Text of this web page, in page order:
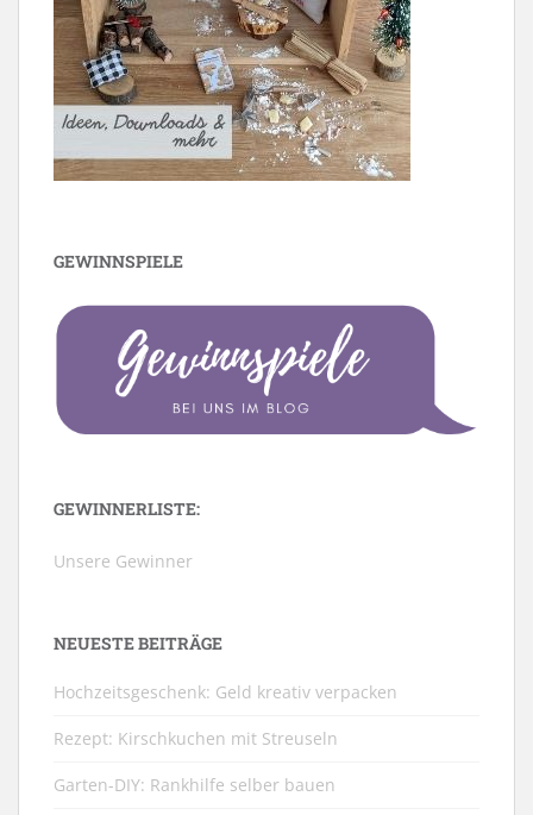
GEWINNSPIELE
GEWINNERLISTE:
Unsere Gewinner
NEUESTE BEITRÄGE
Hochzeitsgeschenk: Geld kreativ verpacken
Rezept: Kirschkuchen mit Streuseln
Garten-DIY: Rankhilfe selber bauen